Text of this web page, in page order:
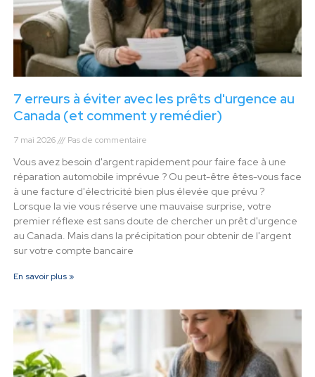
7 erreurs à éviter avec les prêts d'urgence au
Canada (et comment y remédier)
7 mai 2026 Pas de commentaire
Vous avez besoin d'argent rapidement pour faire face à une
réparation automobile imprévue ? Ou peut-être êtes-vous face
à une facture d'électricité bien plus élevée que prévu ?
Lorsque la vie vous réserve une mauvaise surprise, votre
premier réflexe est sans doute de chercher un prêt d'urgence
au Canada. Mais dans la précipitation pour obtenir de l'argent
sur votre compte bancaire
En savoir plus »